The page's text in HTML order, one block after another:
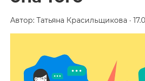
Автор: Татьяна Красильщикова ·